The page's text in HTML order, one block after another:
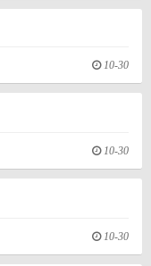
10-30
10-30
10-30